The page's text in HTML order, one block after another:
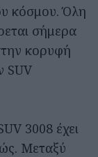
κόσμου. Όλη
σήμερα
κορυφή
SUV
3008 έχει
Μεταξύ